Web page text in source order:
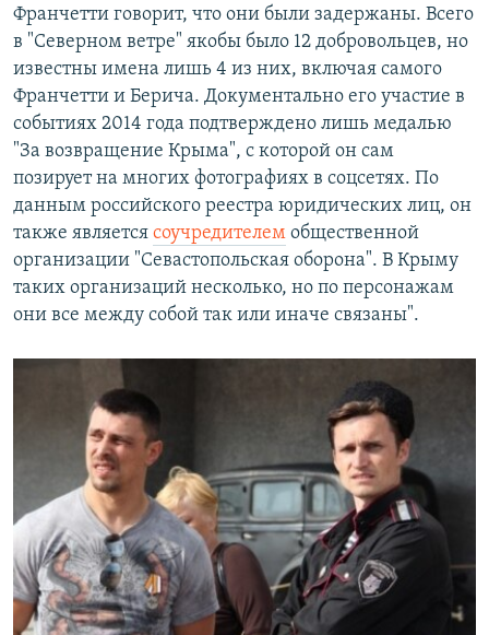
Франчетти говорит, что они были задержаны. Всего
в "Северном ветре" якобы было 12 добровольцев, но
известны имена лишь 4 из них, включая самого
Франчетти и Берича. Документально его участие в
событиях 2014 года подтверждено лишь медалью
"За возвращение Крыма", с которой он сам
позирует на многих фотографиях в соцсетях. По
данным российского реестра юридических лиц, он
также является соучредителем общественной
организации "Севастопольская оборона". В Крыму
таких организаций несколько, но по персонажам
они все между собой так или иначе связаны".